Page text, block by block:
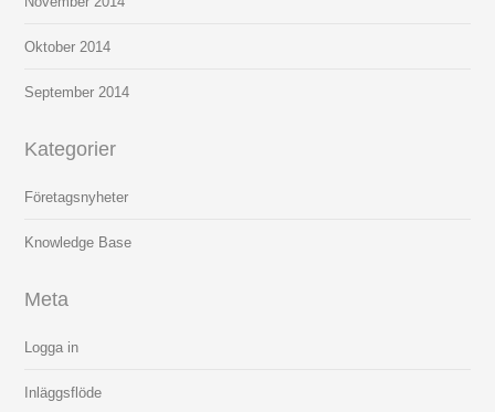
Oktober 2014
September 2014
Kategorier
Företagsnyheter
Knowledge Base
Meta
Logga in
Inläggsflöde